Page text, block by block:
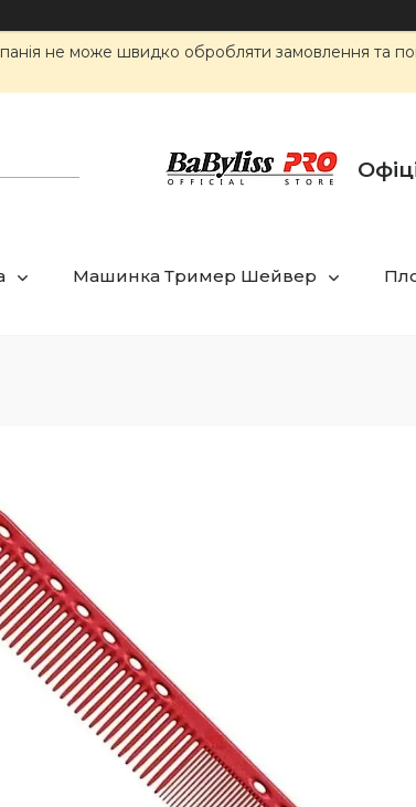
не може швидко обробляти замовлення та
Машинка Тример Шейвер